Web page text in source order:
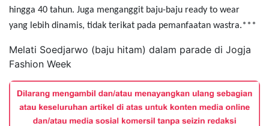
hingga 40 tahun. Juga menganggit baju-baju ready to wear
yang lebih dinamis, tidak terikat pada pemanfaatan wastra.***
Melati Soedjarwo (baju hitam) dalam parade di Jogja
Fashion Week